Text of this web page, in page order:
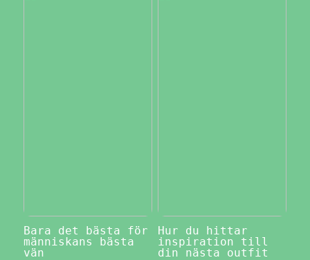
Bara det bästa för
människans bästa
vän
Hur du hittar
inspiration till
din nästa outfit